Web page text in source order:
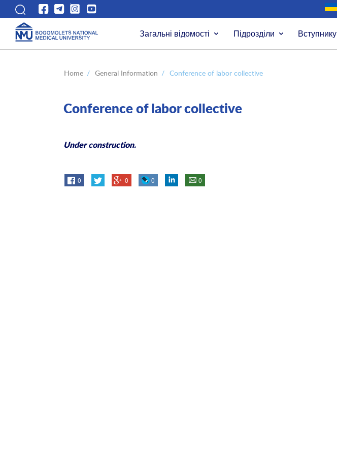
Загальні відомості Підрозділи Вступнику
Home / General Information / Conference of labor collective
Conference of labor collective
Under construction.
0 0 0 0